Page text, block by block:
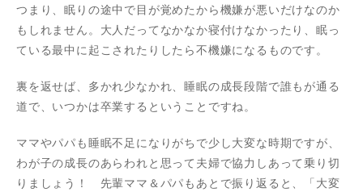
つまり、眠りの途中で目が覚めたから機嫌が悪いだけなのか
もしれません。大人だってなかなか寝付けなかったり、眠っ
ている最中に起こされたりしたら不機嫌になるものです。
裏を返せば、多かれ少なかれ、睡眠の成長段階で誰もが通る
道で、いつかは卒業するということですね。
ママやパパも睡眠不足になりがちで少し大変な時期ですが、
わが子の成長のあらわれと思って夫婦で協力しあって乗り切
りましょう！ 先輩ママ＆パパもあとで振り返ると、「大変